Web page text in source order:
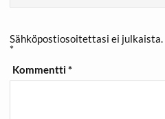
Sähköpostiosoitettasi ei julkaista.
*
Kommentti*